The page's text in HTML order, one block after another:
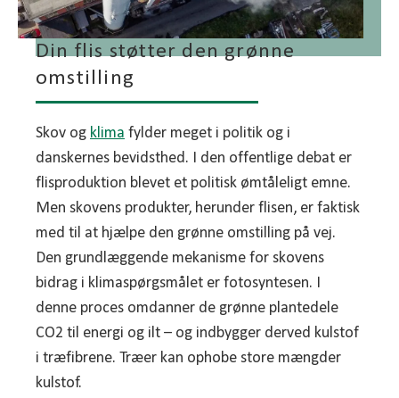
Din flis støtter den grønne
omstilling
Skov og klima fylder meget i politik og i
danskernes bevidsthed. I den offentlige debat er
flisproduktion blevet et politisk ømtåleligt emne.
Men skovens produkter, herunder flisen, er faktisk
med til at hjælpe den grønne omstilling på vej.
Den grundlæggende mekanisme for skovens
bidrag i klimaspørgsmålet er fotosyntesen. I
denne proces omdanner de grønne plantedele
CO2 til energi og ilt – og indbygger derved kulstof
i træfibrene. Træer kan ophobe store mængder
kulstof.